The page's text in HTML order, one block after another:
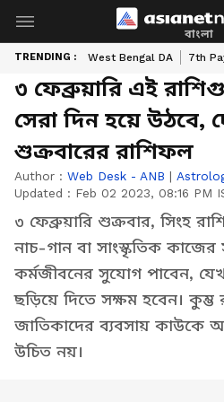
বাংলা
TRENDING : West Bengal DA 7th
৩ ফেব্রুয়ারি এই
সেরা দিন হয়ে উঠবে,
শুক্রবারের রাশিফল
Author : Web Desk - ANB |
Updated : Feb 02 2023, 08:16 PM
৩ ফেব্রুয়ারি শুক্রবার, সিংহ
নাচ-গান বা সাংস্কৃতিক
কর্মজীবনের সুযোগ পাবেন,
ছড়িয়ে দিতে সক্ষম হবেন।
জাতিকাদের ব্যবসায় কাউকে
উচিত নয়।